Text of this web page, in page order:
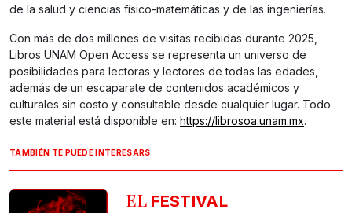
de la salud y ciencias físico-matemáticas y de las ingenierías.
Con más de dos millones de visitas recibidas durante 2025,
Libros UNAM Open Access se representa un universo de
posibilidades para lectoras y lectores de todas las edades,
además de un escaparate de contenidos académicos y
culturales sin costo y consultable desde cualquier lugar. Todo
este material está disponible en: https://librosoa.unam.mx.
TAMBIÉN TE PUEDE INTERESARS
EL FESTIVAL